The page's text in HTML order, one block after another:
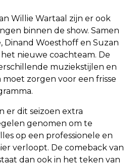
Willie Wartaal zijn er ook
binnen de show. Samen
Dinand Woesthoff en Suzan
nieuwe coachteam. De
muziekstijlen en
zorgen voor een frisse
er dit seizoen extra
genomen om te
op een professionele en
verloopt. De comeback van
dan ook in het teken van